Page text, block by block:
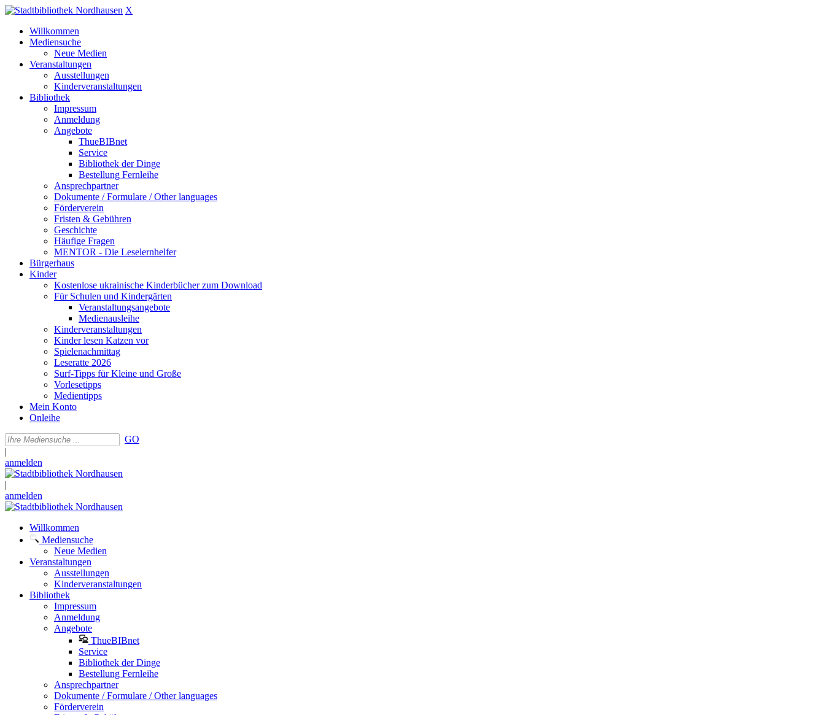
X
Willkommen
Mediensuche
Neue Medien
Veranstaltungen
Ausstellungen
Kinderveranstaltungen
Bibliothek
Impressum
Anmeldung
Angebote
ThueBIBnet
Service
Bibliothek der Dinge
Bestellung Fernleihe
Ansprechpartner
Dokumente / Formulare / Other languages
Förderverein
Fristen & Gebühren
Geschichte
Häufige Fragen
MENTOR - Die Leselernhelfer
Bürgerhaus
Kinder
Kostenlose ukrainische Kinderbücher zum Download
Für Schulen und Kindergärten
Veranstaltungsangebote
Medienausleihe
Kinderveranstaltungen
Kinder lesen Katzen vor
Spielenachmittag
Leseratte 2026
Surf-Tipps für Kleine und Große
Vorlesetipps
Medientipps
Mein Konto
Onleihe
GO
|
anmelden
|
anmelden
Willkommen
Mediensuche
Neue Medien
Veranstaltungen
Ausstellungen
Kinderveranstaltungen
Bibliothek
Impressum
Anmeldung
Angebote
ThueBIBnet
Service
Bibliothek der Dinge
Bestellung Fernleihe
Ansprechpartner
Dokumente / Formulare / Other languages
Förderverein